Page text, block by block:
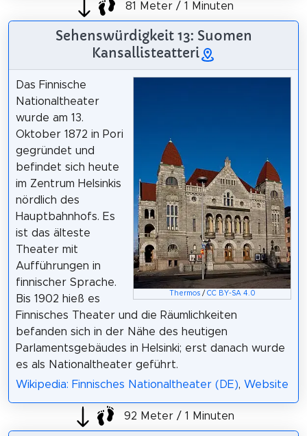
81 Meter / 1 Minuten
Sehenswürdigkeit 13: Suomen
Kansallisteatteri
Thermos/ CC BY-SA 4.0
Das Finnische
Nationaltheater
wurde am 13.
Oktober 1872 in Pori
gegründet und
befindet sich heute
im Zentrum Helsinkis
nördlich des
Hauptbahnhofs. Es
ist das älteste
Theater mit
Aufführungen in
finnischer Sprache.
Bis 1902 hieß es
Finnisches Theater und die Räumlichkeiten
befanden sich in der Nähe des heutigen
Parlamentsgebäudes in Helsinki; erst danach wurde
es als Nationaltheater geführt.
Wikipedia: Finnisches Nationaltheater (DE), Website
92 Meter / 1 Minuten